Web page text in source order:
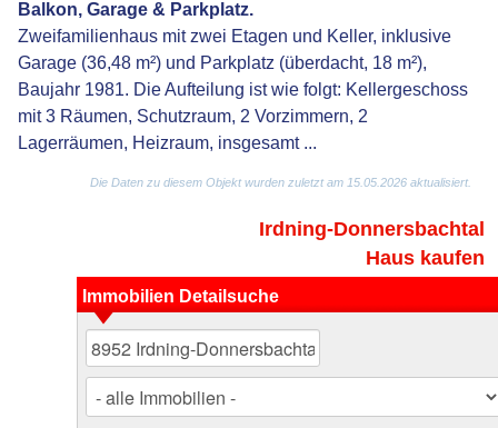
Balkon, Garage & Parkplatz.
Zweifamilienhaus mit zwei Etagen und Keller, inklusive
Garage (36,48 m²) und Parkplatz (überdacht, 18 m²),
Baujahr 1981. Die Aufteilung ist wie folgt: Kellergeschoss
mit 3 Räumen, Schutzraum, 2 Vorzimmern, 2
Lagerräumen, Heizraum, insgesamt ...
Die Daten zu diesem Objekt wurden zuletzt am 15.05.2026 aktualisiert.
Irdning-Donnersbachtal
Haus kaufen
Immobilien Detailsuche